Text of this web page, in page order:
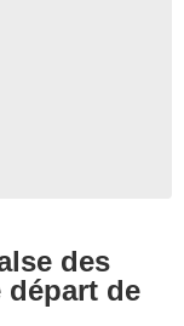
des
départ de